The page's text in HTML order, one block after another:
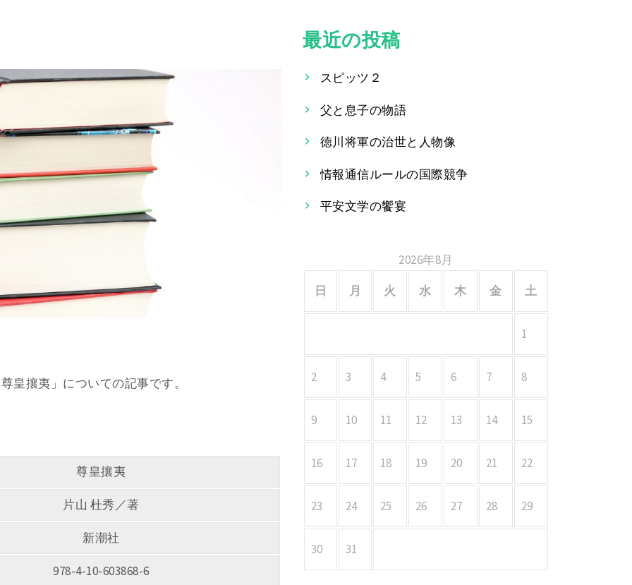
皇攘夷」についての記事です。
尊皇攘夷
片山 杜秀／著
新潮社
978-4-10-603868-6
最近の投稿
スピッツ２
父と息子の物語
徳川将軍の治世と人物像
情報通信ルールの国際競争
平安文学の饗宴
2026年8月
日
月 火 水 木 金 土
1
2 3 4 5 6 7 8
9 10 11 12 13 14 15
16 17 18 19 20 21 22
23 24 25 26 27 28 29
30 31